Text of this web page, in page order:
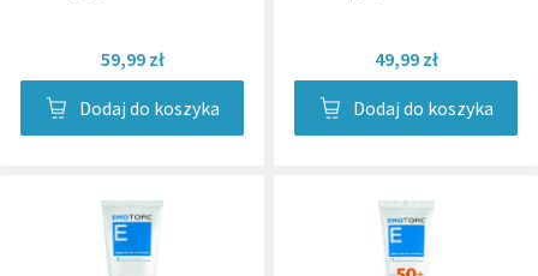
59,99 zł
Dodaj do koszyka
49,99 zł
Dodaj do koszyka